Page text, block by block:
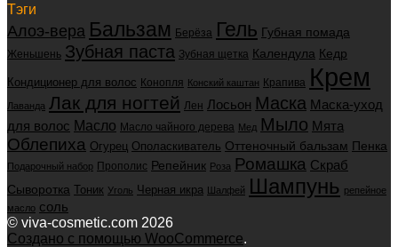
Тэги
Алоэ-вера Бальзам Берёза Гель Губная помада
Женьшень Зубная паста Зубная щетка Календула Кедр
Кондиционер для волос Конопля Конский каштан Крапива Крем
Лаванда Лак для ногтей Лен Лосьон Маска Маска-уход
для волос Масло Масло чайного дерева Мед Мыло Мята
Облепиха Огурец Ополаскиватель Оттеночный бальзам Пенка
Подарочный набор Прополис Репейник Роза Ромашка Скраб
Сыворотка Тоник Уголь Черная икра Шалфей Шампунь репейное
масло соль
© viva-cosmetic.com 2026
Создано с помощью WooCommerce.